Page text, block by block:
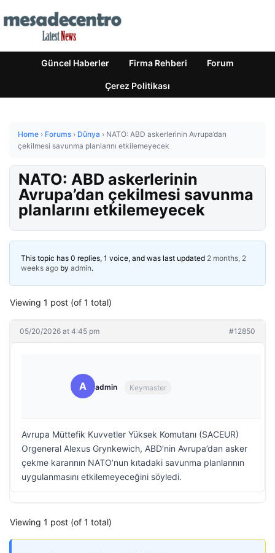
Güncel Haberler Firma Rehberi Forum
Çerez Politikası
Home › Forums › Dünya › NATO: ABD askerlerinin Avrupa’dan
çekilmesi savunma planlarını etkilemeyecek
NATO: ABD askerlerinin
Avrupa’dan çekilmesi savunma
planlarını etkilemeyecek
This topic has 0 replies, 1 voice, and was last updated 2 months, 2
weeks ago by admin.
Viewing 1 post (of 1 total)
05/20/2026 at 4:45 pm #12850
A admin Keymaster
Avrupa Müttefik Kuvvetler Yüksek Komutanı (SACEUR)
Orgeneral Alexus Grynkewich, ABD’nin Avrupa’dan asker
çekme kararının NATO’nun kıtadaki savunma planlarının
uygulanmasını etkilemeyeceğini söyledi.
Viewing 1 post (of 1 total)